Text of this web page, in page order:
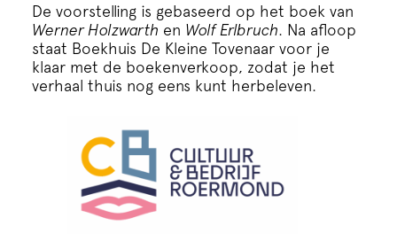
De voorstelling is gebaseerd op het boek van
Werner Holzwarth en Wolf Erlbruch. Na afloop
staat Boekhuis De Kleine Tovenaar voor je
klaar met de boekenverkoop, zodat je het
verhaal thuis nog eens kunt herbeleven.